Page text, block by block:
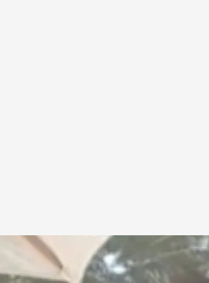
Cristina Herráez
01 OCT 2018 - 15:19h.